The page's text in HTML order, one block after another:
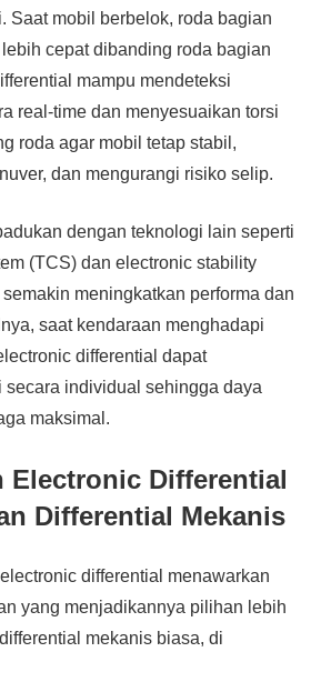
Saat mobil berbelok, roda bagian
lebih cepat dibanding roda bagian
mampu mendeteksi
real-time dan menyesuaikan torsi
roda agar mobil tetap stabil,
dan mengurangi risiko selip.
dengan teknologi lain seperti
(TCS) dan electronic stability
meningkatkan performa dan
saat kendaraan menghadapi
differential dapat
secara individual sehingga daya
maksimal.
Electronic Differential
Differential Mekanis
differential menawarkan
yang menjadikannya pilihan lebih
mekanis biasa, di